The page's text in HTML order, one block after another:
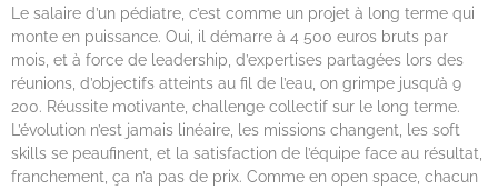
Le salaire d’un pédiatre, c’est comme un projet à long terme qui
monte en puissance. Oui, il démarre à 4 500 euros bruts par
mois, et à force de leadership, d’expertises partagées lors des
réunions, d’objectifs atteints au fil de l’eau, on grimpe jusqu’à 9
200. Réussite motivante, challenge collectif sur le long terme.
L’évolution n’est jamais linéaire, les missions changent, les soft
skills se peaufinent, et la satisfaction de l’équipe face au résultat,
franchement, ça n’a pas de prix. Comme en open space, chacun